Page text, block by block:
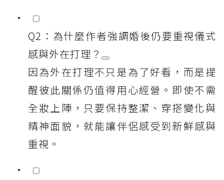
Q2：為什麼作者強調婚後仍要重視儀式
感與外在打理？
因為外在打理不只是為了好看，而是提
醒彼此關係仍值得用心經營。即使不需
全妝上陣，只要保持整潔、穿搭變化與
精神面貌，就能讓伴侶感受到新鮮感與
重視。